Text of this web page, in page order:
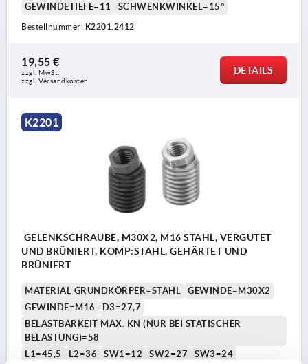
GEWINDETIEFE=11
SCHWENKWINKEL=15°
Bestellnummer: K2201.2412
19,55 €
zzgl. MwSt.
zzgl. Versandkosten
DETAILS
K2201
GELENKSCHRAUBE, M30X2, M16 STAHL, VERGÜTET
UND BRÜNIERT, KOMP:STAHL, GEHÄRTET UND
BRÜNIERT
MATERIAL GRUNDKÖRPER=STAHL
GEWINDE=M30X2
GEWINDE=M16
D3=27,7
BELASTBARKEIT MAX. KN (NUR BEI STATISCHER
BELASTUNG)=58
L1=45,5
L2=36 SW1=12 SW2=27
SW3=24